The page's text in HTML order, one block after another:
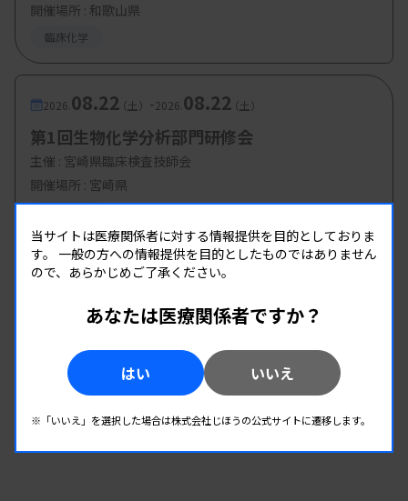
開催場所 : 和歌山県
臨床化学
2026. 08.22（土） -2026. 08.22（土）
第1回生物化学分析部門研修会
主催 : 宮崎県臨床検査技師会
開催場所 : 宮崎県
当サイトは医療関係者に対する情報提供を目的としておりま
す。 一般の方への情報提供を目的としたものではありません
ので、あらかじめご了承ください。
あなたは医療関係者ですか？
はい いいえ
※「いいえ」を選択した場合は株式会社じほうの公式サイトに遷移します。